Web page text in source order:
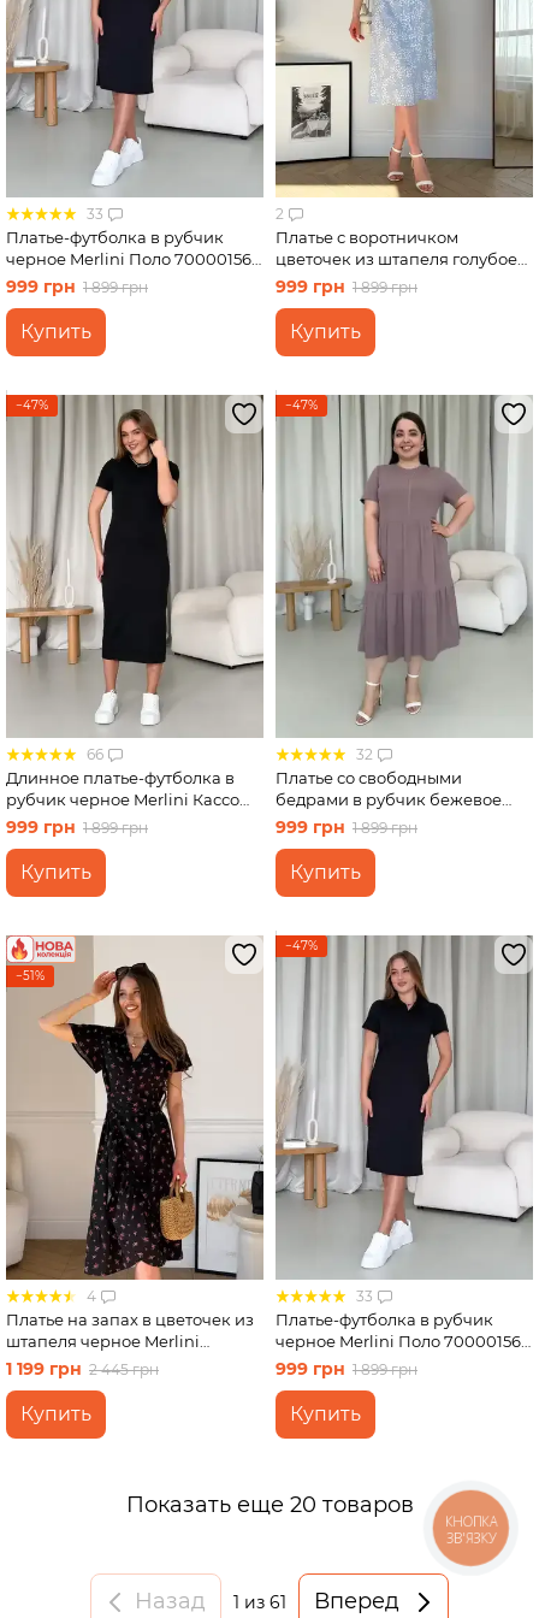
33
Платье-футболка в рубчик
черное Merlini Поло 700001561
размер L-XL
999 грн 1 899 грн
Купить
2
Платье с воротничком
цветочек из штапеля голубое
Merlini Тарпи 700002222
размер 2XL-3XL
999 грн 1 899 грн
Купить
−47%
66
Длинное платье-футболка в
рубчик черное Merlini Кассо
700000121 размер 42-44 (S-M)
999 грн 1 899 грн
Купить
−47%
32
Платье со свободными
бедрами в рубчик бежевое
Merlini Реджо 700001582
размер 2XL-3XL
999 грн 1 899 грн
Купить
−51%
4
Платье на запах в цветочек из
штапеля черное Merlini
Віченца 700002201 размер S-M
1 199 грн 2 445 грн
Купить
−47%
33
Платье-футболка в рубчик
черное Merlini Поло 700001561
размер S-M
999 грн 1 899 грн
Купить
Показать еще 20 товаров
Назад 1 из 61 Вперед
КНОПКА
ЗВ'ЯЗКУ